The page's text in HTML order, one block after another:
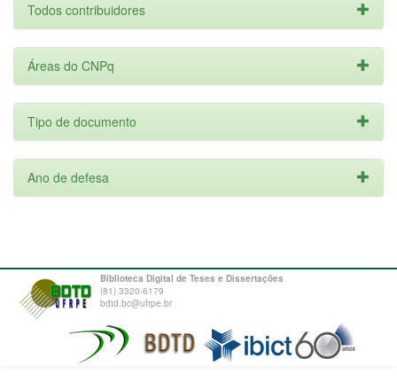
Todos contribuidores
Áreas do CNPq
Tipo de documento
Ano de defesa
Biblioteca Digital de Teses e Dissertações
(81) 3320-6179
bdtd.bc@ufrpe.br